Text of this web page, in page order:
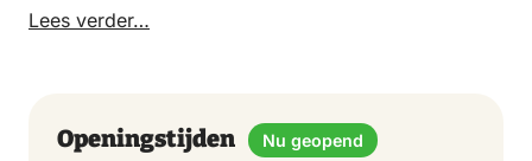
Lees verder…
Openingstijden
Nu geopend